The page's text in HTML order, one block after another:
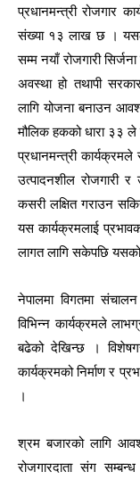
प्रधानमन्त्री रोजगार
संख्या १३ लाख छ ।
सम्म नयाँ रोजगारी
अवस्था हो तथापी
लागि योजना बनाउन
मौलिक हकको धारा ३३ ले
प्रधानमन्त्री कार्यक्रमले
उत्पादनशील रोजगारी र
कसरी लक्षित गराउन
यस कार्यक्रमलाई
लागत लागि सकेपछि
नेपालमा विगतमा
विभिन्न कार्यक्रमले
बढेको देखिन्छ ।
कार्यक्रमको निर्माण र
।
श्रम बजारको लागि
रोजगारदाता संग